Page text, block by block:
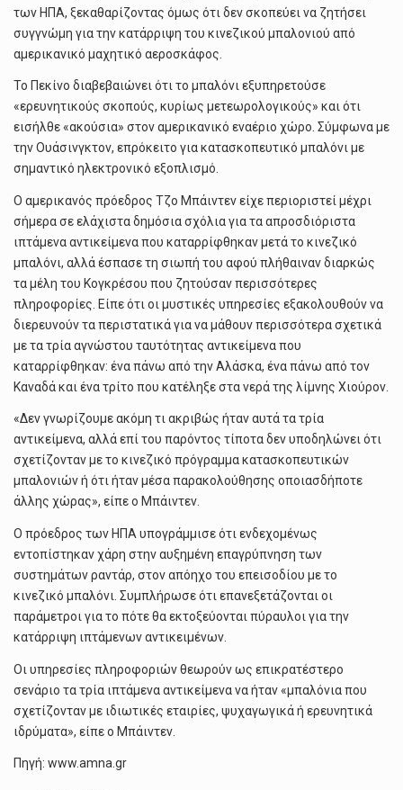
των ΗΠΑ, ξεκαθαρίζοντας όμως ότι δεν σκοπεύει να ζητήσει
συγγνώμη για την κατάρριψη του κινεζικού μπαλονιού από
αμερικανικό μαχητικό αεροσκάφος.
Το Πεκίνο διαβεβαιώνει ότι το μπαλόνι εξυπηρετούσε
«ερευνητικούς σκοπούς, κυρίως μετεωρολογικούς» και ότι
εισήλθε «ακούσια» στον αμερικανικό εναέριο χώρο. Σύμφωνα με
την Ουάσινγκτον, επρόκειτο για κατασκοπευτικό μπαλόνι με
σημαντικό ηλεκτρονικό εξοπλισμό.
Ο αμερικανός πρόεδρος Τζο Μπάιντεν είχε περιοριστεί μέχρι
σήμερα σε ελάχιστα δημόσια σχόλια για τα απροσδιόριστα
ιπτάμενα αντικείμενα που καταρρίφθηκαν μετά το κινεζικό
μπαλόνι, αλλά έσπασε τη σιωπή του αφού πλήθαιναν διαρκώς
τα μέλη του Κογκρέσου που ζητούσαν περισσότερες
πληροφορίες. Είπε ότι οι μυστικές υπηρεσίες εξακολουθούν να
διερευνούν τα περιστατικά για να μάθουν περισσότερα σχετικά
με τα τρία αγνώστου ταυτότητας αντικείμενα που
καταρρίφθηκαν: ένα πάνω από την Αλάσκα, ένα πάνω από τον
Καναδά και ένα τρίτο που κατέληξε στα νερά της λίμνης Χιούρον.
«Δεν γνωρίζουμε ακόμη τι ακριβώς ήταν αυτά τα τρία
αντικείμενα, αλλά επί του παρόντος τίποτα δεν υποδηλώνει ότι
σχετίζονταν με το κινεζικό πρόγραμμα κατασκοπευτικών
μπαλονιών ή ότι ήταν μέσα παρακολούθησης οποιασδήποτε
άλλης χώρας», είπε ο Μπάιντεν.
Ο πρόεδρος των ΗΠΑ υπογράμμισε ότι ενδεχομένως
εντοπίστηκαν χάρη στην αυξημένη επαγρύπνηση των
συστημάτων ραντάρ, στον απόηχο του επεισοδίου με το
κινεζικό μπαλόνι. Συμπλήρωσε ότι επανεξετάζονται οι
παράμετροι για το πότε θα εκτοξεύονται πύραυλοι για την
κατάρριψη ιπτάμενων αντικειμένων.
Οι υπηρεσίες πληροφοριών θεωρούν ως επικρατέστερο
σενάριο τα τρία ιπτάμενα αντικείμενα να ήταν «μπαλόνια που
σχετίζονταν με ιδιωτικές εταιρίες, ψυχαγωγικά ή ερευνητικά
ιδρύματα», είπε ο Μπάιντεν.
Πηγή: www.amna.gr